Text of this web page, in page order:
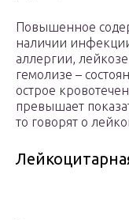
Повышенное
наличии
аллергии,
гемолизе –
острое
превышает
то говорят о